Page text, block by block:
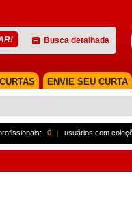
Busca detalhada
ENVIE SEU CURTA
0 | usuários com